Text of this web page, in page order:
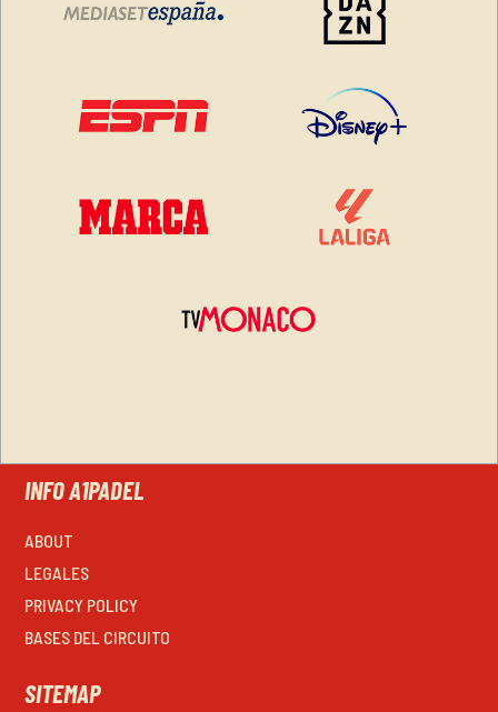
INFO A1PADEL
ABOUT
LEGALES
PRIVACY POLICY
BASES DEL CIRCUITO
SITEMAP